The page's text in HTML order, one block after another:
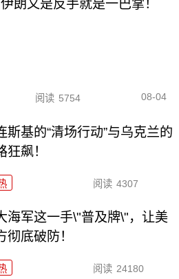
朗又是反手就是一巴掌！
阅读 5754 08-04
斯基的“清场行动”与乌克兰的
狂飙！
阅读 4307
海军这一手\"普及牌\"，让美
彻底破防！
阅读 24180